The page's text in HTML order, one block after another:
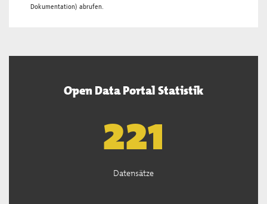
Dokumentation) abrufen.
Open Data Portal Statistik
222
Datensätze